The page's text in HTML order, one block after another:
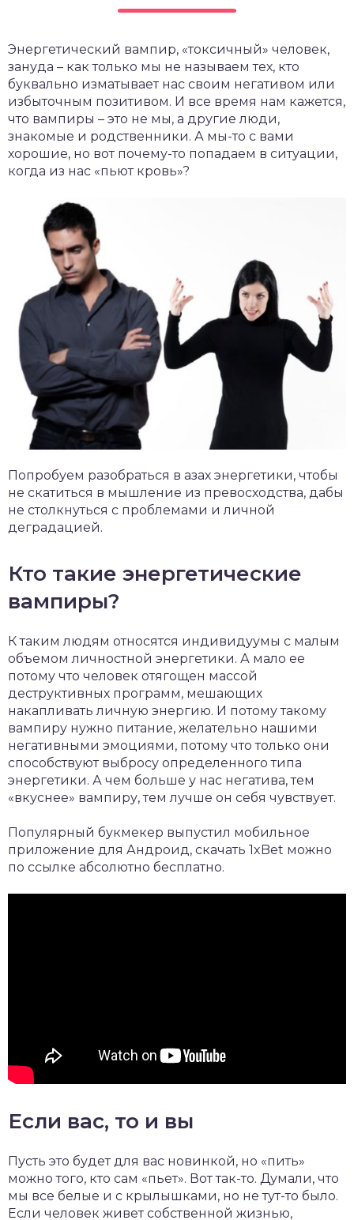
Энергетический вампир, «токсичный» человек,
зануда – как только мы не называем тех, кто
буквально изматывает нас своим негативом или
избыточным позитивом. И все время нам кажется,
что вампиры – это не мы, а другие люди,
знакомые и родственники. А мы-то с вами
хорошие, но вот почему-то попадаем в ситуации,
когда из нас «пьют кровь»?
Попробуем разобраться в азах энергетики, чтобы
не скатиться в мышление из превосходства, дабы
не столкнуться с проблемами и личной
деградацией.
Кто такие энергетические
вампиры?
К таким людям относятся индивидуумы с малым
объемом личностной энергетики. А мало ее
потому что человек отягощен массой
деструктивных программ, мешающих
накапливать личную энергию. И потому такому
вампиру нужно питание, желательно нашими
негативными эмоциями, потому что только они
способствуют выбросу определенного типа
энергетики. А чем больше у нас негатива, тем
«вкуснее» вампиру, тем лучше он себя чувствует.
Популярный букмекер выпустил мобильное
приложение для Андроид, скачать 1xBet можно
по ссылке абсолютно бесплатно.
Если вас, то и вы
Пусть это будет для вас новинкой, но «пить»
можно того, кто сам «пьет». Вот так-то. Думали, что
мы все белые и с крылышками, но не тут-то было.
Если человек живет собственной жизнью,
крыши и кровли
и уход